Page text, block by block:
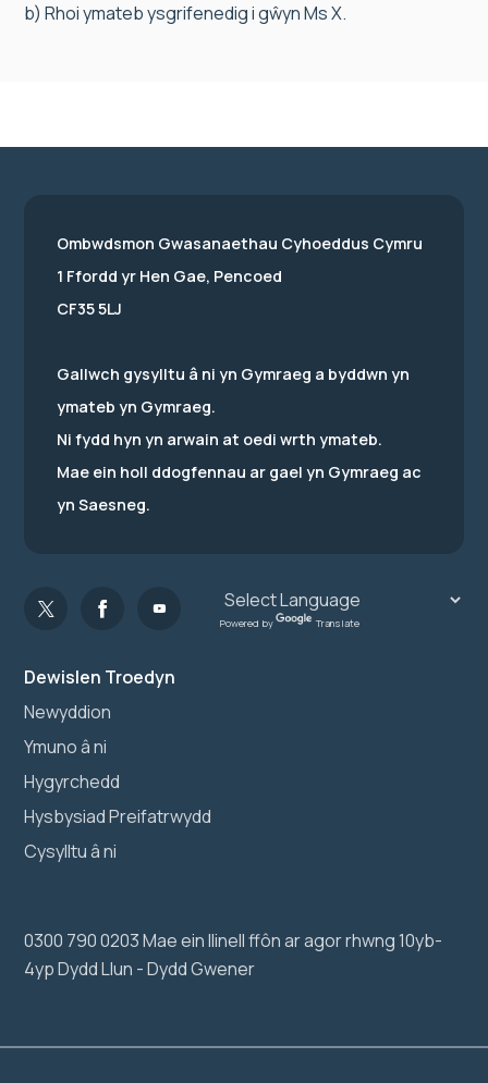
b) Rhoi ymateb ysgrifenedig i gŵyn Ms X.
Dewislen Troedyn
Newyddion
Ymuno â ni
Hygyrchedd
Hysbysiad Preifatrwydd
Cysylltu â ni
0300 790 0203 Mae ein llinell ffôn ar agor rhwng 10yb-
4yp Dydd Llun - Dydd Gwener
Ombwdsmon Gwasanaethau Cyhoeddus Cymru
1 Ffordd yr Hen Gae, Pencoed
CF35 5LJ
Gallwch gysylltu â ni yn Gymraeg a byddwn yn
ymateb yn Gymraeg.
Ni fydd hyn yn arwain at oedi wrth ymateb.
Mae ein holl ddogfennau ar gael yn Gymraeg ac
yn Saesneg.
Powered by Translate